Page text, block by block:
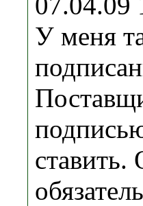
У меня
ставить.